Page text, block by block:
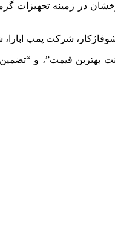
در زمینه
شرکت پمپ ابارا،
قیمت”، و “تضمین